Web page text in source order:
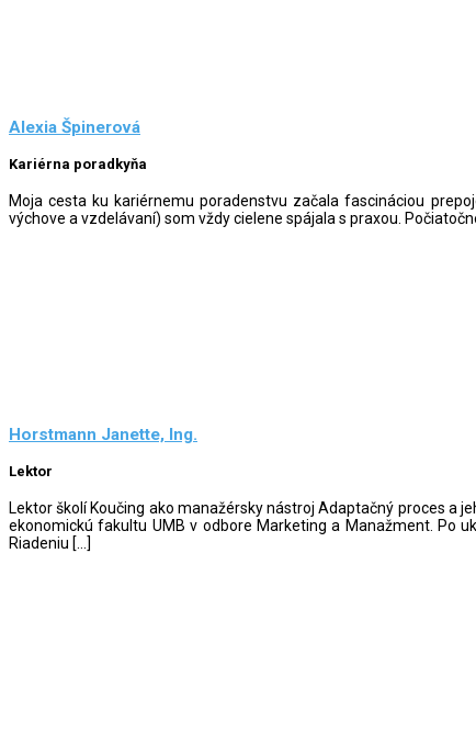
Alexia Špinerová
Kariérna poradkyňa
Moja cesta ku kariérnemu poradenstvu začala fascináciou
výchove a vzdelávaní) som vždy cielene spájala s praxou.
Horstmann Janette, Ing.
Lektor
Lektor školí Koučing ako manažérsky nástroj Adaptačný proces a
ekonomickú fakultu UMB v odbore Marketing a Manažment. Po
Riadeniu […]